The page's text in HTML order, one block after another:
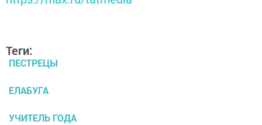
Теги:
ПЕСТРЕЦЫ
ЕЛАБУГА
УЧИТЕЛЬ ГОДА